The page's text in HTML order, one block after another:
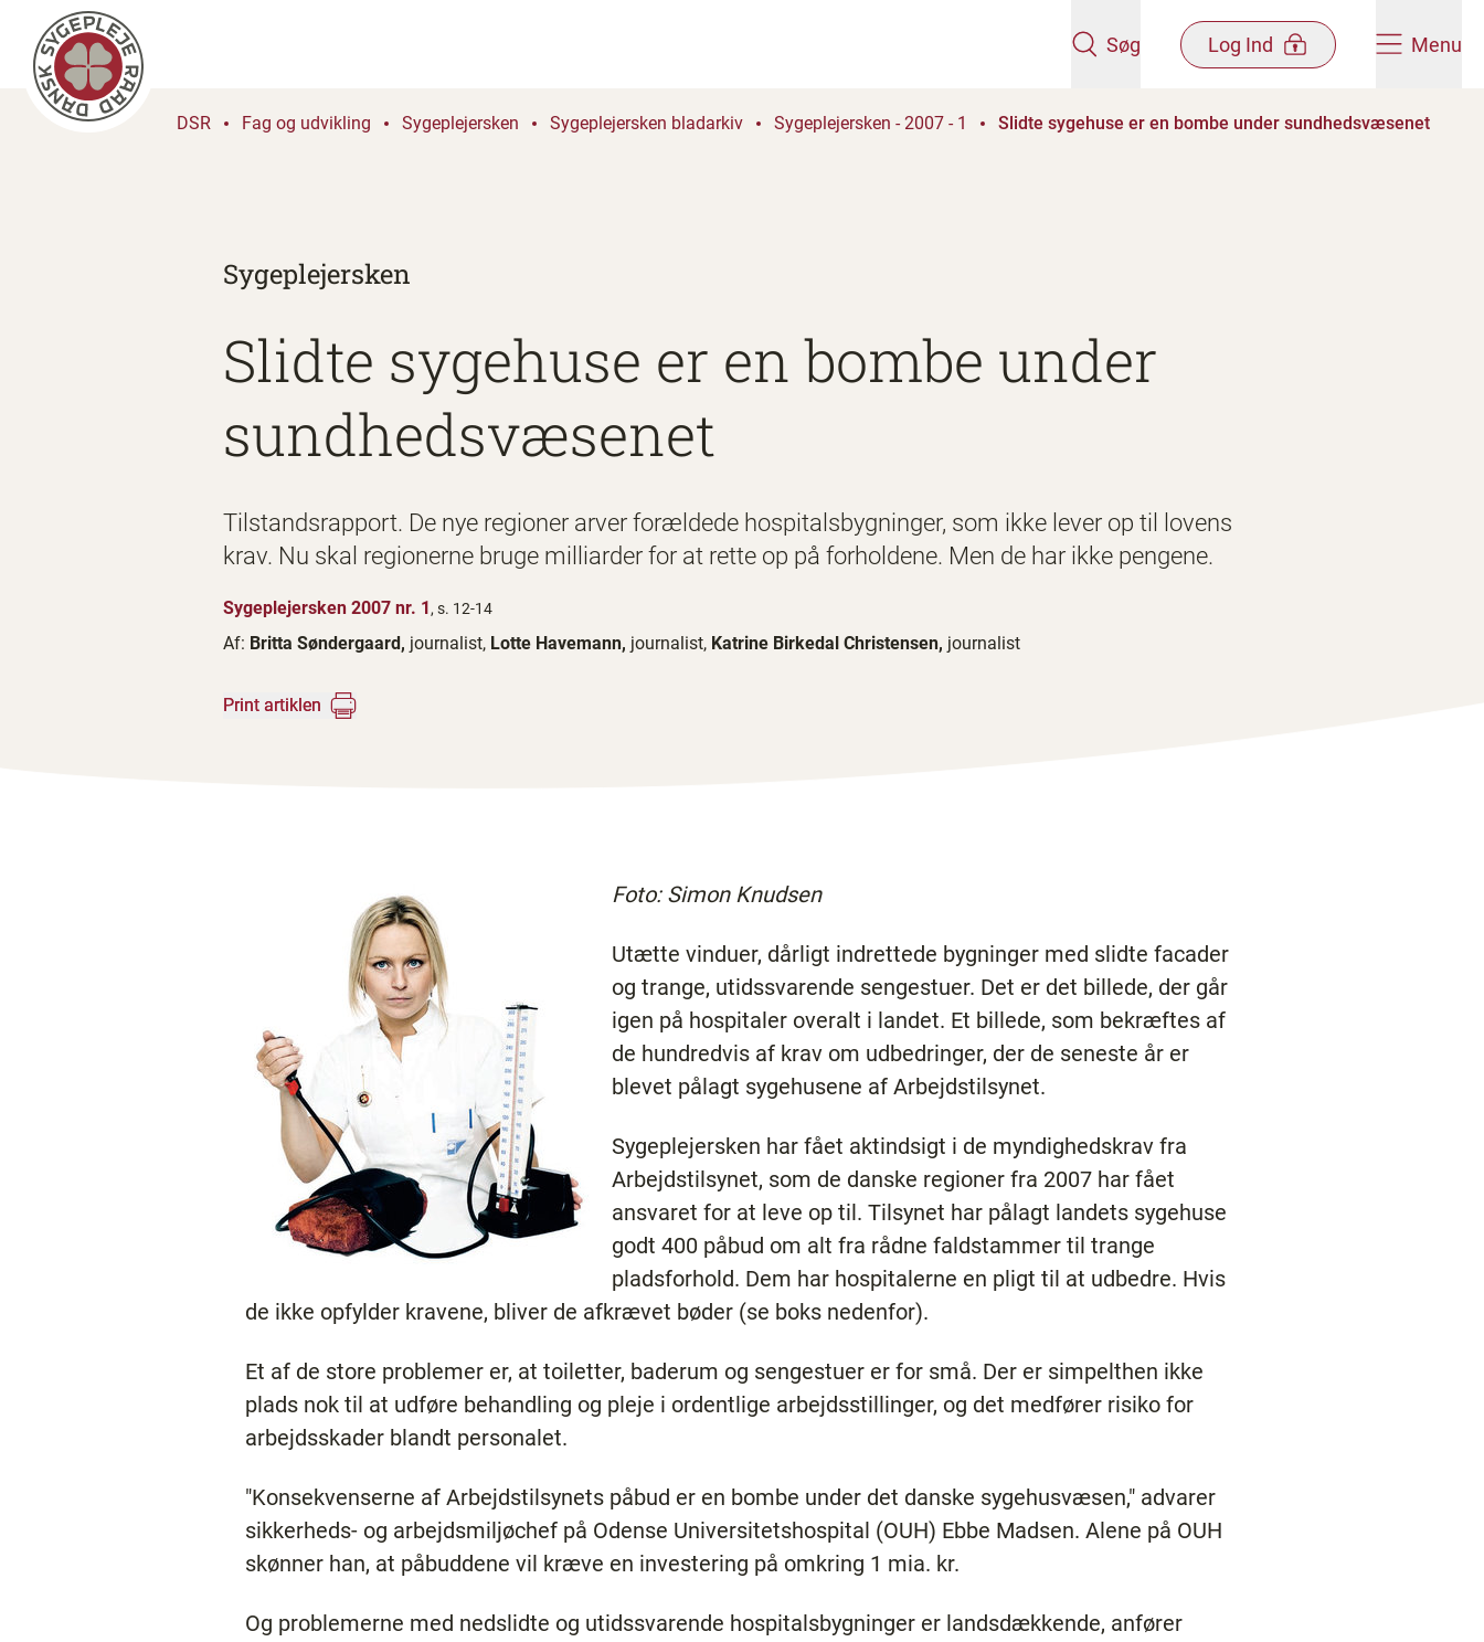
Søg Log Ind Menu
DSR Fag og udvikling Sygeplejersken Sygeplejersken bladarkiv Sygeplejersken - 2007 - 1 Slidte sygehuse er en bombe under sundhedsvæsenet
Sygeplejersken
Slidte sygehuse er en bombe under
sundhedsvæsenet
Tilstandsrapport. De nye regioner arver forældede hospitalsbygninger, som ikke lever op til lovens
krav. Nu skal regionerne bruge milliarder for at rette op på forholdene. Men de har ikke pengene.
Sygeplejersken 2007 nr. 1, s. 12-14
Af: Britta Søndergaard, journalist, Lotte Havemann, journalist, Katrine Birkedal Christensen, journalist
Print artiklen
Foto: Simon Knudsen
Utætte vinduer, dårligt indrettede bygninger med slidte facader
og trange, utidssvarende sengestuer. Det er det billede, der går
igen på hospitaler overalt i landet. Et billede, som bekræftes af
de hundredvis af krav om udbedringer, der de seneste år er
blevet pålagt sygehusene af Arbejdstilsynet.
Sygeplejersken har fået aktindsigt i de myndighedskrav fra
Arbejdstilsynet, som de danske regioner fra 2007 har fået
ansvaret for at leve op til. Tilsynet har pålagt landets sygehuse
godt 400 påbud om alt fra rådne faldstammer til trange
pladsforhold. Dem har hospitalerne en pligt til at udbedre. Hvis
de ikke opfylder kravene, bliver de afkrævet bøder (se boks nedenfor).
Et af de store problemer er, at toiletter, baderum og sengestuer er for små. Der er simpelthen ikke
plads nok til at udføre behandling og pleje i ordentlige arbejdsstillinger, og det medfører risiko for
arbejdsskader blandt personalet.
"Konsekvenserne af Arbejdstilsynets påbud er en bombe under det danske sygehusvæsen," advarer
sikkerheds- og arbejdsmiljøchef på Odense Universitetshospital (OUH) Ebbe Madsen. Alene på OUH
skønner han, at påbuddene vil kræve en investering på omkring 1 mia. kr.
Og problemerne med nedslidte og utidssvarende hospitalsbygninger er landsdækkende, anfører